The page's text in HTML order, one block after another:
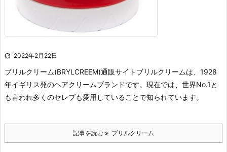
 2022年2月22日
ブリルクリーム(BRYLCREEM)通販サイト ブリルクリームは、1928
年イギリス発のヘアクリームブランドです。現在では、世界No.1と
も言われ多くのセレブも愛用していることで知られています。
記事を読む ブリルクリーム